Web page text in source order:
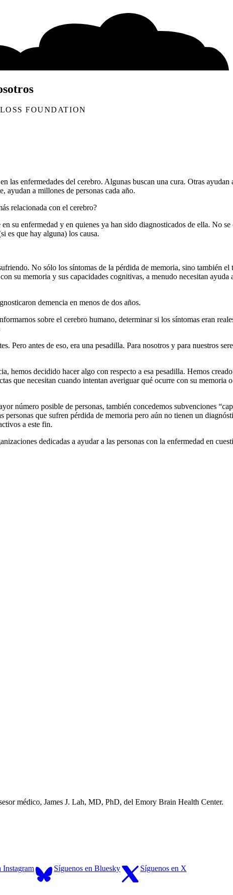
FOUNDATION
las enfermedades del cerebro. Algunas buscan una cura. Otras ayudan
ayudan a millones de personas cada año.
relacionada con el cerebro?
su enfermedad y en quienes ya han sido diagnosticados de ella. No se
es que hay alguna) los causa.
No sólo los síntomas de la pérdida de memoria, sino también el
su memoria y sus capacidades cognitivas, a menudo necesitan ayuda
demencia en menos de dos años.
sobre el cerebro humano, determinar si los síntomas eran
Pero antes de eso, era una pesadilla. Para nosotros y para nuestros
hemos decidido hacer algo con respecto a esa pesadilla. Hemos
que necesitan cuando intentan averiguar qué ocurre con su memoria
número posible de personas, también concedemos subvenciones
que sufren pérdida de memoria pero aún no tienen un
a este fin.
dedicadas a ayudar a las personas con la enfermedad en
médico, James J. Lah, MD, PhD, del Emory Brain Health Center.
Instagram Síguenos en Bluesky Síguenos en X